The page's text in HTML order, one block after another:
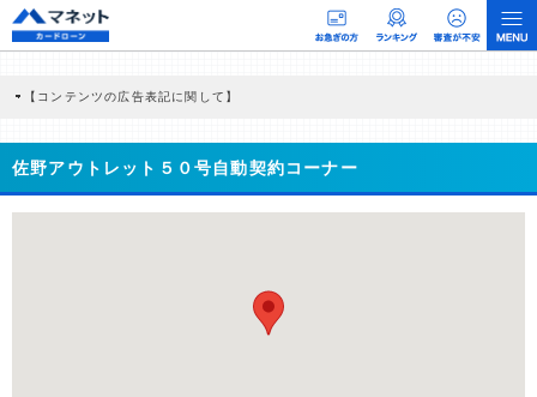
【コンテンツの広告表記に関して】
商品を根拠なくPRするものではなく、当編集部の調査／ユーザーへの口コミ収集な
どに基づき、公平性を担保した情報提供を行っています。
>提携企業一覧
佐野アウトレット５０号自動契約コーナー